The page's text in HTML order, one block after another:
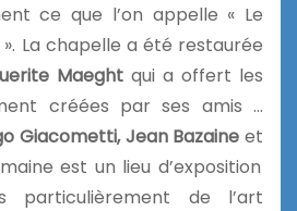
ce que l’on appelle « Le
La chapelle a été restaurée
Maeght qui a offert les
créées par ses amis …
Giacometti, Jean Bazaine et
est un lieu d’exposition
de l’art